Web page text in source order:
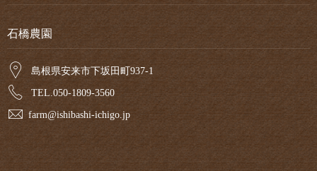
石橋農園
島根県安来市下坂田町937-1
TEL.050-1809-3560
farm@ishibashi-ichigo.jp